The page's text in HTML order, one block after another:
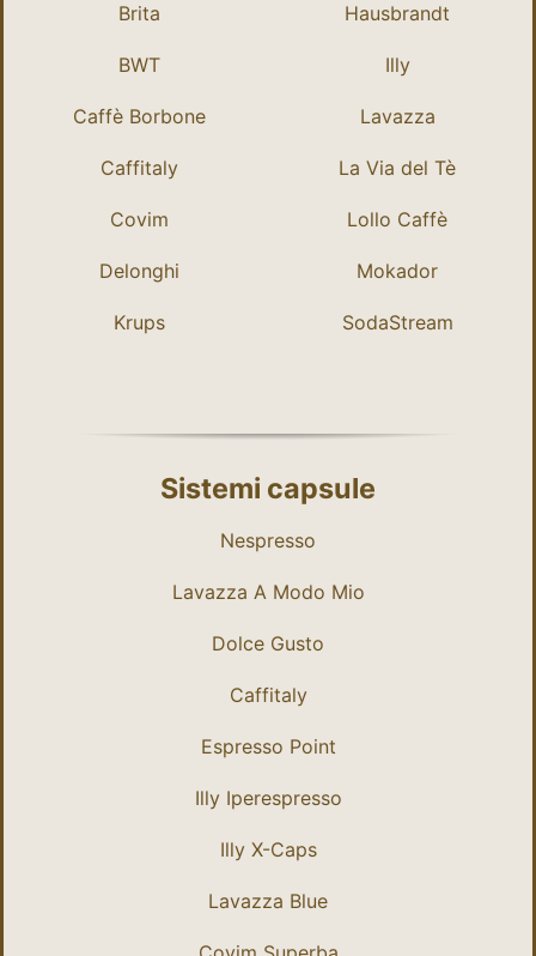
Brita
BWT
Caffè Borbone
Caffitaly
Covim
Delonghi
Krups
Hausbrandt
Illy
Lavazza
La Via del Tè
Lollo Caffè
Mokador
SodaStream
Sistemi capsule
Nespresso
Lavazza A Modo Mio
Dolce Gusto
Caffitaly
Espresso Point
Illy Iperespresso
Illy X-Caps
Lavazza Blue